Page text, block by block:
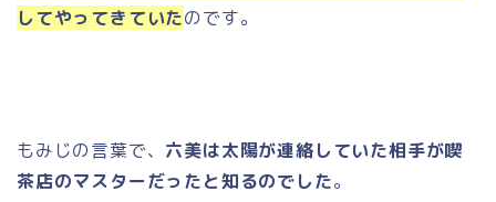
してやってきていたのです。
もみじの言葉で、 六美は太陽が連絡していた相手が喫
茶店のマスターだったと知るのでした。